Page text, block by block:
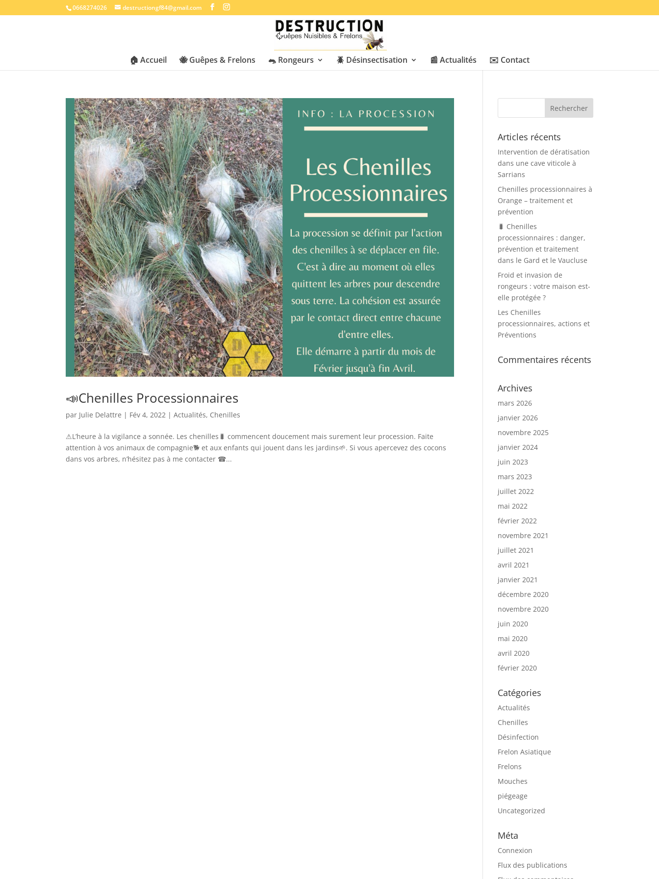
0668274026 destructiongf84@gmail.com
🏠 Accueil 🐝 Guêpes & Frelons 🐀 Rongeurs 🪲 Désinsectisation 📰 Actualités ✉️ Contact
📣Chenilles Processionnaires
par Julie Delattre | Fév 4, 2022 |Actualités, Chenilles
⚠L’heure à la vigilance a sonnée. Les chenilles🐛 commencent doucement mais surement leur procession. Faite
attention à vos animaux de compagnie🐕 et aux enfants qui jouent dans les jardins🌱. Si vous apercevez des cocons
dans vos arbres, n’hésitez pas à me contacter ☎...
Articles récents
Intervention de dératisation
dans une cave viticole à
Sarrians
Chenilles processionnaires à
Orange – traitement et
prévention
🐛 Chenilles
processionnaires : danger,
prévention et traitement
dans le Gard et le Vaucluse
Froid et invasion de
rongeurs : votre maison est-
elle protégée ?
Les Chenilles
processionnaires, actions et
Préventions
Commentaires récents
Archives
mars 2026
janvier 2026
novembre 2025
janvier 2024
juin 2023
mars 2023
juillet 2022
mai 2022
février 2022
novembre 2021
juillet 2021
avril 2021
janvier 2021
décembre 2020
novembre 2020
juin 2020
mai 2020
avril 2020
février 2020
Catégories
Actualités
Chenilles
Désinfection
Frelon Asiatique
Frelons
Mouches
piégeage
Uncategorized
Méta
Connexion
Flux des publications